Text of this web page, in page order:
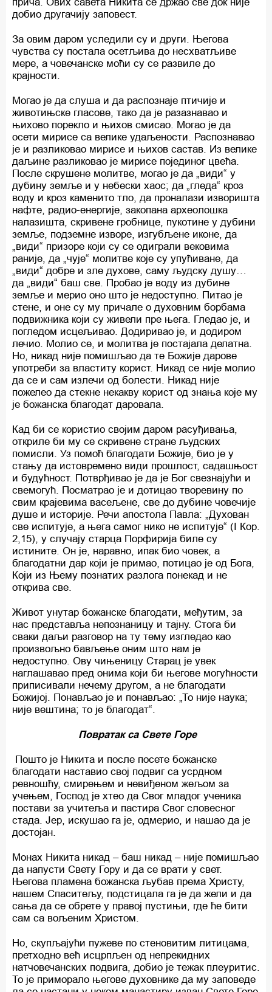
добио другачију заповест.
За овим даром уследили су и други. Његова
чувства су постала осетљива до несхватљиве
мере, а човечанске моћи су се развиле до
крајности.
Могао је да слуша и да распознаје птичије и
животињске гласове, тако да је разазнавао и
њихово порекло и њихов смисао. Могао је да
осети мирисе са велике удаљености. Распознавао
је и разликовао мирисе и њихов састав. Из велике
даљине разликовао је мирисе појединог цвећа.
После скрушене молитве, могао је да „види“ у
дубину земље и у небески хаос; да „гледа“ кроз
воду и кроз каменито тло, да проналази изворишта
нафте, радио-енергије, закопана археолошка
налазишта, скривене гробнице, пукотине у дубини
земље, подземне изворе, изгубљене иконе, да
„види“ призоре који су се одиграли вековима
раније, да „чује“ молитве које су упућиване, да
„види“ добре и зле духове, саму људску душу…
да „види“ баш све. Пробао је воду из дубине
земље и мерио оно што је недоступно. Питао је
стене, и оне су му причале о духовним борбама
подвижника који су живели пре њега. Гледао је, и
погледом исцељивао. Додиривао је, и додиром
лечио. Молио се, и молитва је постајала делатна.
Но, никад није помишљао да те Божије дарове
употреби за властиту корист. Никад се није молио
да се и сам излечи од болести. Никад није
пожелео да стекне некакву корист од знања које му
је божанска благодат даровала.
Кад би се користио својим даром расуђивања,
откриле би му се скривене стране људских
помисли. Уз помоћ благодати Божије, био је у
стању да истовремено види прошлост, садашњост
и будућност. Потврђивао је да је Бог свезнајући и
свемогућ. Посматрао је и дотицао творевину по
свим крајевима васељене, све до дубине човечије
душе и историје. Речи апостола Павла: „Духован
све испитује, а њега самог нико не испитује“ (I Кор.
2,15), у случају старца Порфирија биле су
истините. Он је, наравно, ипак био човек, а
благодатни дар који је примао, потицао је од Бога,
Који из Њему познатих разлога понекад и не
открива све.
Живот унутар божанске благодати, међутим, за
нас представља непознаницу и тајну. Стога би
сваки даљи разговор на ту тему изгледао као
произвољно бављење оним што нам је
недоступно. Ову чињеницу Старац је увек
наглашавао пред онима који би његове могућности
приписивали нечему другом, а не благодати
Божијој. Понављао је и понављао: „То није наука;
није вештина; то је благодат“.
Повратак са Свете Горе
Пошто је Никита и после посете божанске
благодати наставио свој подвиг са усрдном
ревношћу, смирењем и невиђеном жељом за
учењем, Господ је хтео да Свог младог ученика
постави за учитеља и пастира Свог словесног
стада. Јер, искушао га је, одмерио, и нашао да је
достојан.
Монах Никита никад – баш никад – није помишљао
да напусти Свету Гору и да се врати у свет.
Његова пламена божанска љубав према Христу,
нашем Спаситељу, подстицала га је да жели и да
сања да се обрете у правој пустињи, где ће бити
сам са вољеним Христом.
Но, скупљајући пужеве по стеновитим литицама,
претходно већ исцрпљен од непрекидних
натчовечанских подвига, добио је тежак плеуритис.
То је приморало његове духовнике да му заповеде